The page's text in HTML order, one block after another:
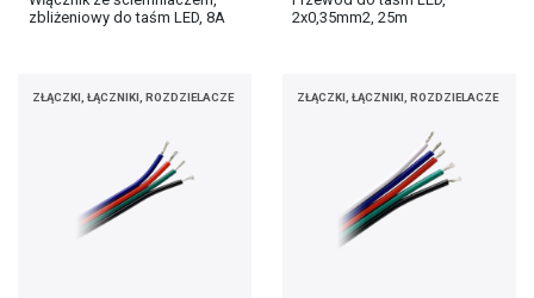
zbliżeniowy do taśm LED, 8A
2x0,35mm2, 25m
ZŁĄCZKI, ŁĄCZNIKI, ROZDZIELACZE ZŁĄCZKI, ŁĄCZNIKI, ROZDZIELACZE